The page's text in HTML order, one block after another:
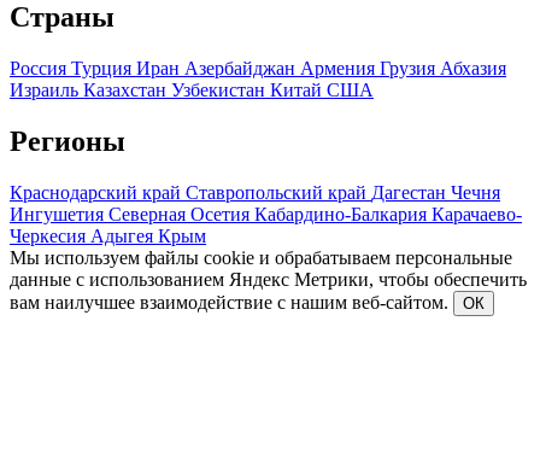
Страны
Россия Турция Иран Азербайджан Армения Грузия Абхазия
Израиль Казахстан Узбекистан Китай США
Регионы
Краснодарский край Ставропольский край Дагестан Чечня
Ингушетия Северная Осетия Кабардино-Балкария Карачаево-
Черкесия Адыгея Крым
Мы используем файлы cookie и обрабатываем персональные
данные с использованием Яндекс Метрики, чтобы обеспечить
вам наилучшее взаимодействие с нашим веб-сайтом.
ОК